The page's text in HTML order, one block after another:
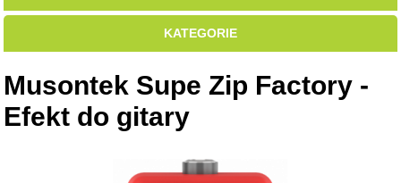
KATEGORIE
Musontek Supe Zip Factory -
Efekt do gitary